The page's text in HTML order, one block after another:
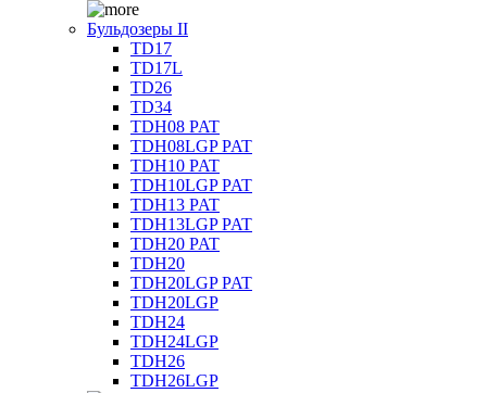
Бульдозеры II
TD17
TD17L
TD26
TD34
TDH08 PAT
TDH08LGP PAT
TDH10 PAT
TDH10LGP PAT
TDH13 PAT
TDH13LGP PAT
TDH20 PAT
TDH20
TDH20LGP PAT
TDH20LGP
TDH24
TDH24LGP
TDH26
TDH26LGP